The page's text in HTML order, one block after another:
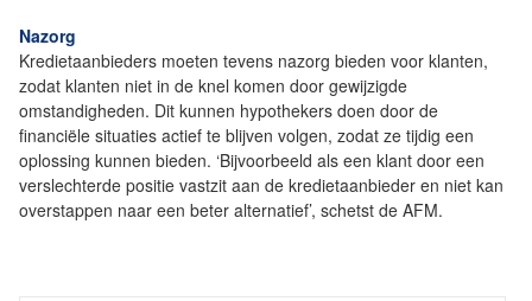
Nazorg
Kredietaanbieders moeten tevens nazorg bieden voor klanten,
zodat klanten niet in de knel komen door gewijzigde
omstandigheden. Dit kunnen hypothekers doen door de
financiële situaties actief te blijven volgen, zodat ze tijdig een
oplossing kunnen bieden. ‘Bijvoorbeeld als een klant door een
verslechterde positie vastzit aan de kredietaanbieder en niet kan
overstappen naar een beter alternatief’, schetst de AFM.